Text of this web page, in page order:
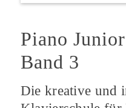
Piano
Band 3
Die kreative und